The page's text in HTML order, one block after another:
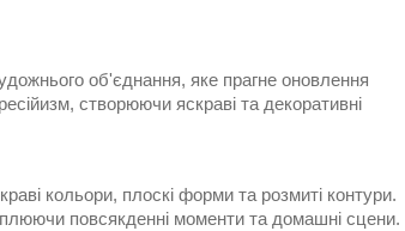
об'єднання, яке прагне оновлення
створюючи яскраві та декоративні
кольори, плоскі форми та розмиті контури.
повсякденні моменти та домашні сцени.